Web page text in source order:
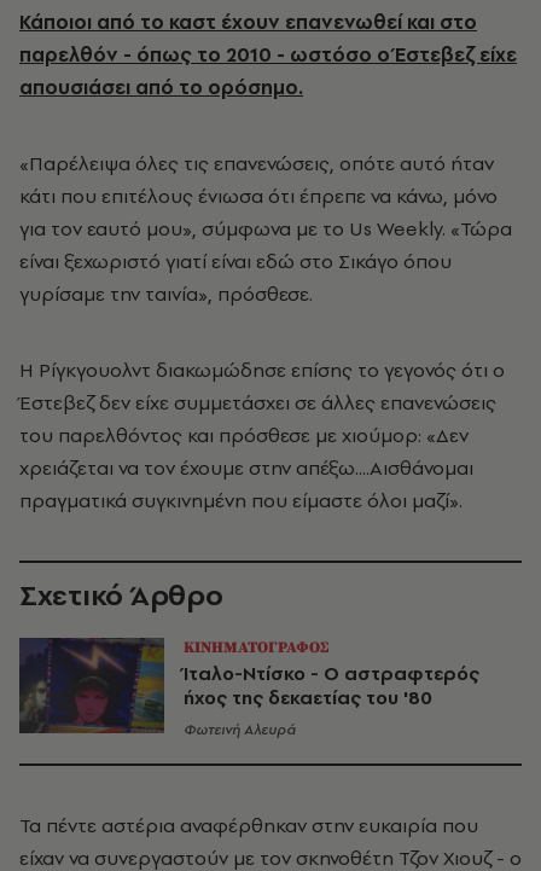
Κάποιοι από το καστ έχουν επανενωθεί και στο
παρελθόν - όπως το 2010 - ωστόσο ο Έστεβεζ είχε
απουσιάσει από το ορόσημο.
«Παρέλειψα όλες τις επανενώσεις, οπότε αυτό ήταν
κάτι που επιτέλους ένιωσα ότι έπρεπε να κάνω, μόνο
για τον εαυτό μου», σύμφωνα με το Us Weekly. «Τώρα
είναι ξεχωριστό γιατί είναι εδώ στο Σικάγο όπου
γυρίσαμε την ταινία», πρόσθεσε.
Η Ρίγκγουολντ διακωμώδησε επίσης το γεγονός ότι ο
Έστεβεζ δεν είχε συμμετάσχει σε άλλες επανενώσεις
του παρελθόντος και πρόσθεσε με χιούμορ: «Δεν
χρειάζεται να τον έχουμε στην απέξω....Αισθάνομαι
πραγματικά συγκινημένη που είμαστε όλοι μαζί».
Σχετικό Άρθρο
ΚΙΝΗΜΑΤΟΓΡΑΦΟΣ
Ίταλο-Ντίσκο - Ο αστραφτερός
ήχος της δεκαετίας του '80
Φωτεινή Αλευρά
Τα πέντε αστέρια αναφέρθηκαν στην ευκαιρία που
είχαν να συνεργαστούν με τον σκηνοθέτη Τζον Χιουζ - ο